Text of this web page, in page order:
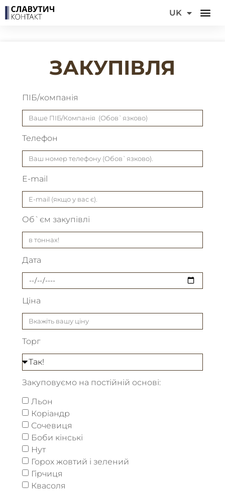
UK
FR
ЗАКУПІВЛЯ
ПІБ/компанія
Телефон
E-mail
Об`єм закупівлі
Дата
Ціна
Торг
Закуповуємо на постійній основі:
Льон
Коріандр
Сочевиця
Боби кінські
Нут
Горох жовтий і зелений
Гірчиця
Квасоля